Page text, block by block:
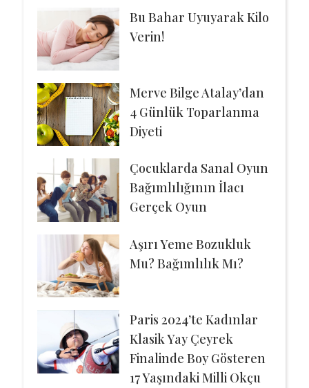
Bu Bahar Uyuyarak Kilo
Verin!
Merve Bilge Atalay’dan
4 Günlük Toparlanma
Diyeti
Çocuklarda Sanal Oyun
Bağımlılığının İlacı
Gerçek Oyun
Aşırı Yeme Bozukluk
Mu? Bağımlılık Mı?
Paris 2024’te Kadınlar
Klasik Yay Çeyrek
Finalinde Boy Gösteren
17 Yaşındaki Milli Okçu